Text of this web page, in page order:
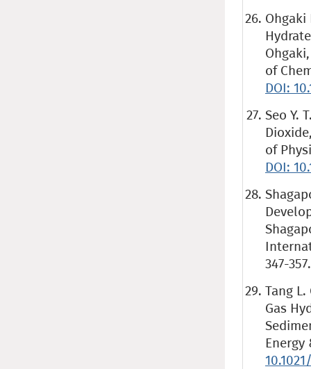
Ohgaki
of
DOI:
Seo Y.
of
DOI:
347-
Tang
Gas
Energy